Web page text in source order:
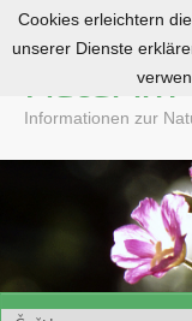
o
e
Natur
Informationen zur
Cookies erleichtern
unserer Dienste